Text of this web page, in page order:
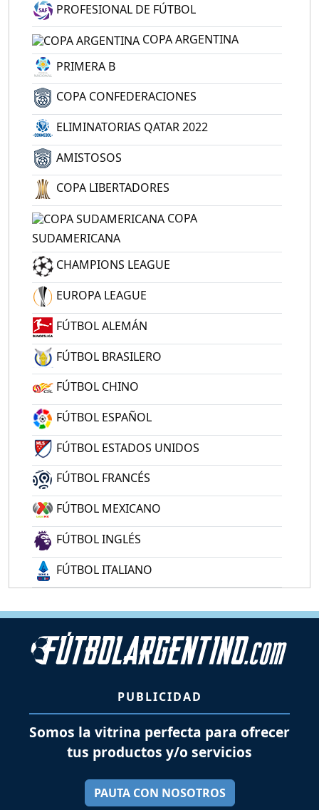
PROFESIONAL DE FÚTBOL
COPA ARGENTINA
PRIMERA B
COPA CONFEDERACIONES
ELIMINATORIAS QATAR 2022
AMISTOSOS
COPA LIBERTADORES
COPA
SUDAMERICANA
CHAMPIONS LEAGUE
EUROPA LEAGUE
FÚTBOL ALEMÁN
FÚTBOL BRASILERO
FÚTBOL CHINO
FÚTBOL ESPAÑOL
FÚTBOL ESTADOS UNIDOS
FÚTBOL FRANCÉS
FÚTBOL MEXICANO
FÚTBOL INGLÉS
FÚTBOL ITALIANO
PUBLICIDAD
Somos la vitrina perfecta para ofrecer
tus productos y/o servicios
PAUTA CON NOSOTROS